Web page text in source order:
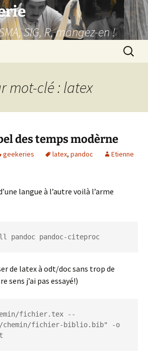
SIG, R, mangez-en !
mot-clé : latex
des temps modèrne
geekeries latex, pandoc
Etienne
langue à l’autre voilà l’arme
pandoc pandoc-citeproc
de latex à odt/doc sans trop de
sens j’ai pas essayé!)
fichier.tex --
chemin/fichier-biblio.bib" -o